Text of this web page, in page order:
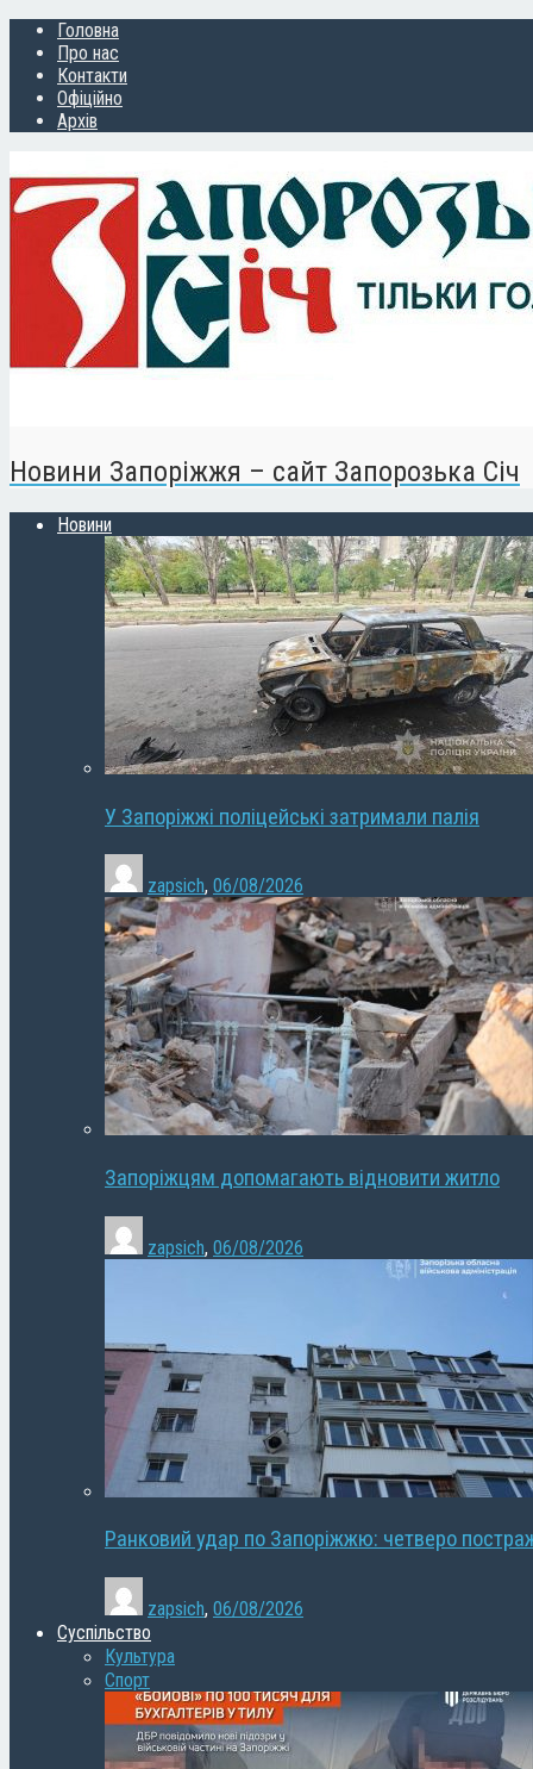
Головна
Про нас
Контакти
Офіційно
Архів
Новини Запоріжжя – сайт Запорозька Січ
Новини
У Запоріжжі поліцейські затримали палія
zapsich, 06/08/2026
Запоріжцям допомагають відновити житло
zapsich, 06/08/2026
Ранковий удар по Запоріжжю: четверо
zapsich, 06/08/2026
Суспільство
Культура
Спорт